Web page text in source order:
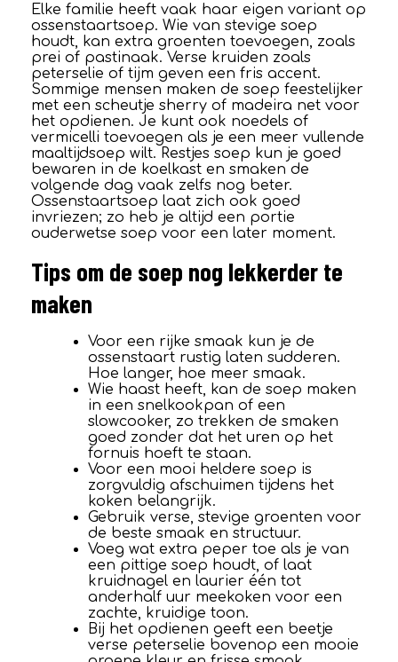
Elke familie heeft vaak haar eigen variant op
ossenstaartsoep. Wie van stevige soep
houdt, kan extra groenten toevoegen, zoals
prei of pastinaak. Verse kruiden zoals
peterselie of tijm geven een fris accent.
Sommige mensen maken de soep feestelijker
met een scheutje sherry of madeira net voor
het opdienen. Je kunt ook noedels of
vermicelli toevoegen als je een meer vullende
maaltijdsoep wilt. Restjes soep kun je goed
bewaren in de koelkast en smaken de
volgende dag vaak zelfs nog beter.
Ossenstaartsoep laat zich ook goed
invriezen; zo heb je altijd een portie
ouderwetse soep voor een later moment.
Tips om de soep nog lekkerder te
maken
Voor een rijke smaak kun je de
ossenstaart rustig laten sudderen.
Hoe langer, hoe meer smaak.
Wie haast heeft, kan de soep maken
in een snelkookpan of een
slowcooker, zo trekken de smaken
goed zonder dat het uren op het
fornuis hoeft te staan.
Voor een mooi heldere soep is
zorgvuldig afschuimen tijdens het
koken belangrijk.
Gebruik verse, stevige groenten voor
de beste smaak en structuur.
Voeg wat extra peper toe als je van
een pittige soep houdt, of laat
kruidnagel en laurier één tot
anderhalf uur meekoken voor een
zachte, kruidige toon.
Bij het opdienen geeft een beetje
verse peterselie bovenop een mooie